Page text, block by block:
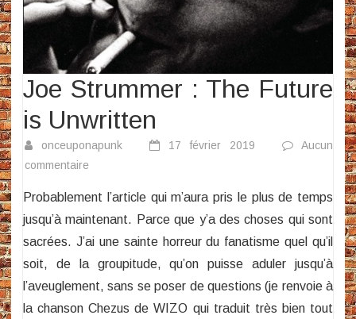
Joe Strummer : The Future
is Unwritten
onceuponapunk 17 février 2019
Aucun
commentaire
Strummer
:
The
Future
is
Unwritten
Probablement l’article qui m’aura pris le plus de temps
jusqu’à maintenant. Parce que y’a des choses qui sont
sacrées. J’ai une sainte horreur du fanatisme quel qu’il
soit, de la groupitude, qu’on puisse aduler jusqu’à
l’aveuglement, sans se poser de questions (je renvoie à
la chanson Chezus de WIZO qui traduit très bien tout